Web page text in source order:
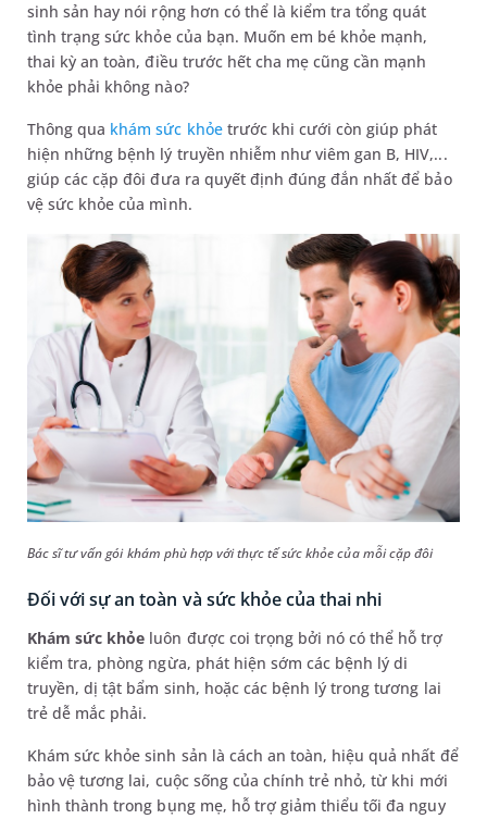
sinh sản hay nói rộng hơn có thể là kiểm tra tổng quát
tình trạng sức khỏe của bạn. Muốn em bé khỏe mạnh,
thai kỳ an toàn, điều trước hết cha mẹ cũng cần mạnh
khỏe phải không nào?
Thông qua khám sức khỏetrước khi cưới còn giúp phát
hiện những bệnh lý truyền nhiễm như viêm gan B, HIV,...
giúp các cặp đôi đưa ra quyết định đúng đắn nhất để bảo
vệ sức khỏe của mình.
Bác sĩ tư vấn gói khám phù hợp với thực tế sức khỏe của mỗi cặp đôi
Đối với sự an toàn và sức khỏe của thai nhi
Khám sức khỏe luôn được coi trọng bởi nó có thể hỗ trợ
kiểm tra, phòng ngừa, phát hiện sớm các bệnh lý di
truyền, dị tật bẩm sinh, hoặc các bệnh lý trong tương lai
trẻ dễ mắc phải.
Khám sức khỏe sinh sản là cách an toàn, hiệu quả nhất để
bảo vệ tương lai, cuộc sống của chính trẻ nhỏ, từ khi mới
hình thành trong bụng mẹ, hỗ trợ giảm thiểu tối đa nguy